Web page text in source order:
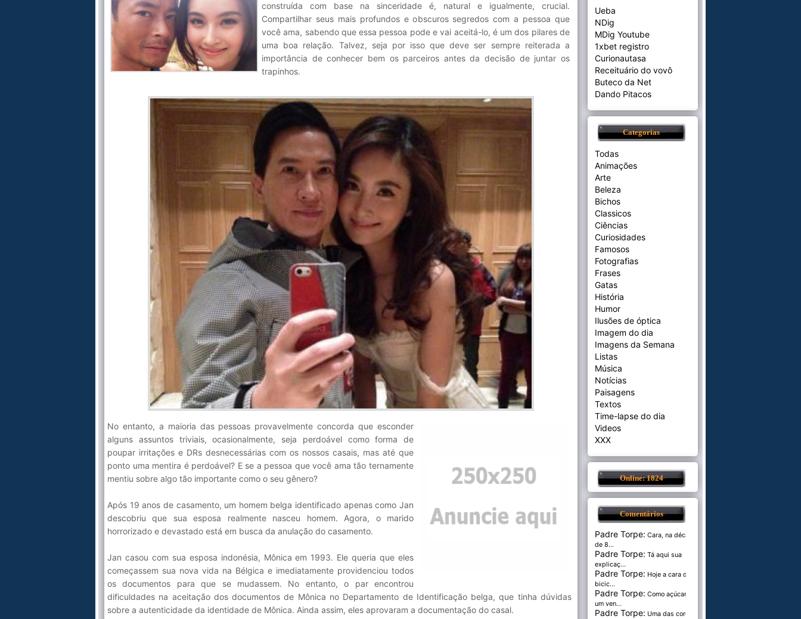
construída com base na sinceridade é, natural e igualmente, crucial.
Compartilhar seus mais profundos e obscuros segredos com a pessoa que
você ama, sabendo que essa pessoa pode e vai aceitá-lo, é um dos pilares de
uma boa relação. Talvez, seja por isso que deve ser sempre reiterada a
importância de conhecer bem os parceiros antes da decisão de juntar os
trapinhos.
No entanto, a maioria das pessoas provavelmente concorda que esconder
alguns assuntos triviais, ocasionalmente, seja perdoável como forma de
poupar irritações e DRs desnecessárias com os nossos casais, mas até que
ponto uma mentira é perdoável? E se a pessoa que você ama tão ternamente
mentiu sobre algo tão importante como o seu gênero?
Após 19 anos de casamento, um homem belga identificado apenas como Jan
descobriu que sua esposa realmente nasceu homem. Agora, o marido
horrorizado e devastado está em busca da anulação do casamento.
Jan casou com sua esposa indonésia, Mônica em 1993. Ele queria que eles
começassem sua nova vida na Bélgica e imediatamente providenciou todos
os documentos para que se mudassem. No entanto, o par encontrou
dificuldades na aceitação dos documentos de Mônica no Departamento de Identificação belga, que tinha dúvidas
sobre a autenticidade da identidade de Mônica. Ainda assim, eles aprovaram a documentação do casal.
Ueba
NDig
MDig Youtube
1xbet registro
Curionautasa
Receituário do vovô
Buteco da Net
Dando Pitacos
Categorias
Todas
Animações
Arte
Beleza
Bichos
Classicos
Ciências
Curiosidades
Famosos
Fotografias
Frases
Gatas
História
Humor
Ilusões de óptica
Imagem do dia
Imagens da Semana
Listas
Música
Notícias
Paisagens
Textos
Time-lapse do dia
Videos
XXX
Online: 1824
Comentários
Padre Torpe: Cara, na década
de 8...
Padre Torpe: Tá aqui sua
explicaç...
Padre Torpe: Hoje a cara de
bicic...
Padre Torpe: Como açúcar é
um ven...
Padre Torpe: Uma das cores